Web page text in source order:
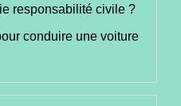
responsabilité civile ?
conduire une voiture